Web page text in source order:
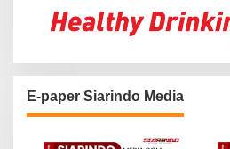
E-paper Siarindo Media